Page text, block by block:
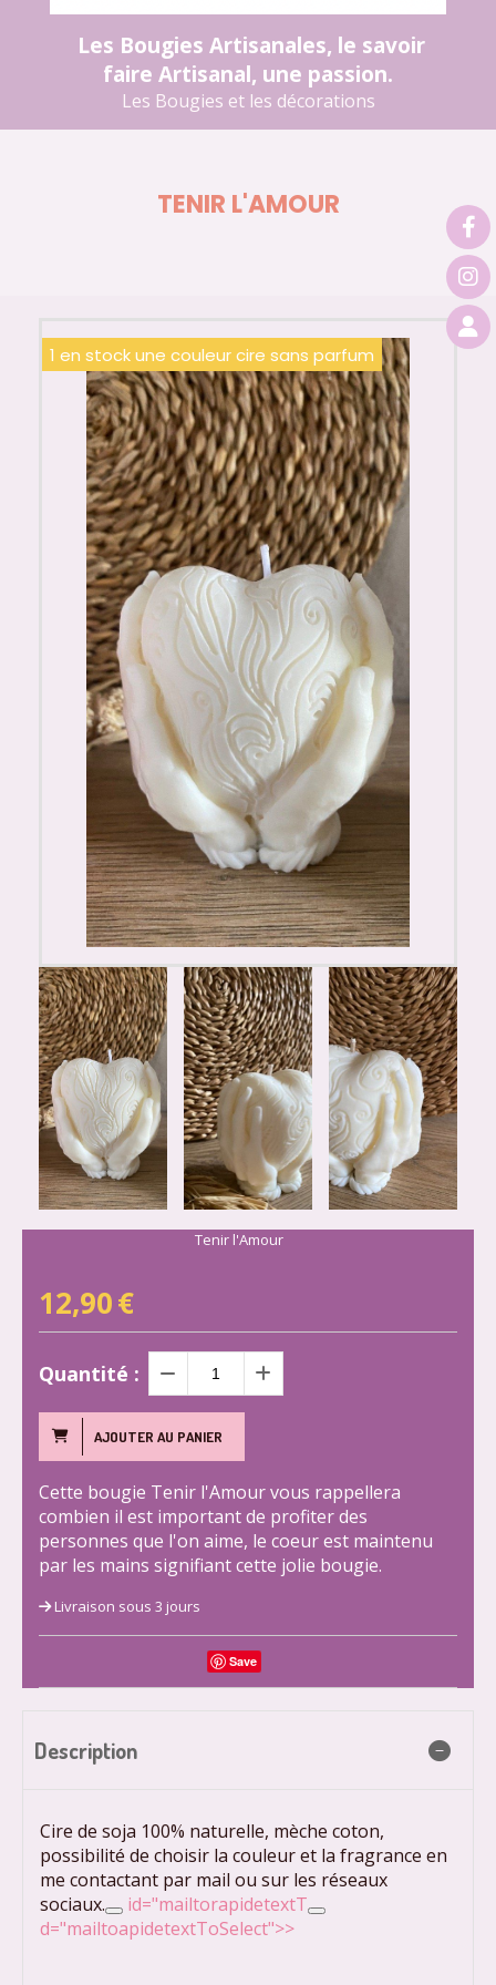
Les Bougies Artisanales, le savoir
faire Artisanal, une passion.
Les Bougies et les décorations
TENIR L'AMOUR
1 en stock une couleur cire sans parfum
Tenir l'Amour
12,90€
Quantité :
AJOUTER AU PANIER
Cette bougie Tenir l'Amour vous rappellera
combien il est important de profiter des
personnes que l'on aime, le coeur est maintenu
par les mains signifiant cette jolie bougie.
Livraison sous 3 jours
Save
Description
Cire de soja 100% naturelle, mèche coton,
possibilité de choisir la couleur et la fragrance en
me contactant par mail ou sur les réseaux
sociaux.
id="mailtorapidetextT
d="mailtoapidetextToSelect">>